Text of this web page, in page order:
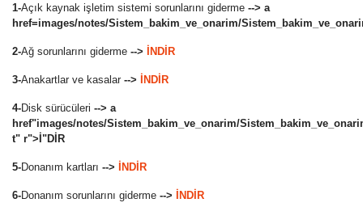
1-Açık kaynak işletim sistemi sorunlarını giderme --> a
href=images/notes/Sistem_bakim_ve_onarim/
2-Ağ sorunlarını giderme --> İNDİR
3-Anakartlar ve kasalar --> İNDİR
4-Disk sürücüleri --> a
href"images/notes/Sistem_bakim_ve_onarim/
t" r">İ"DİR
5-Donanım kartları --> İNDİR
6-Donanım sorunlarını giderme --> İNDİR